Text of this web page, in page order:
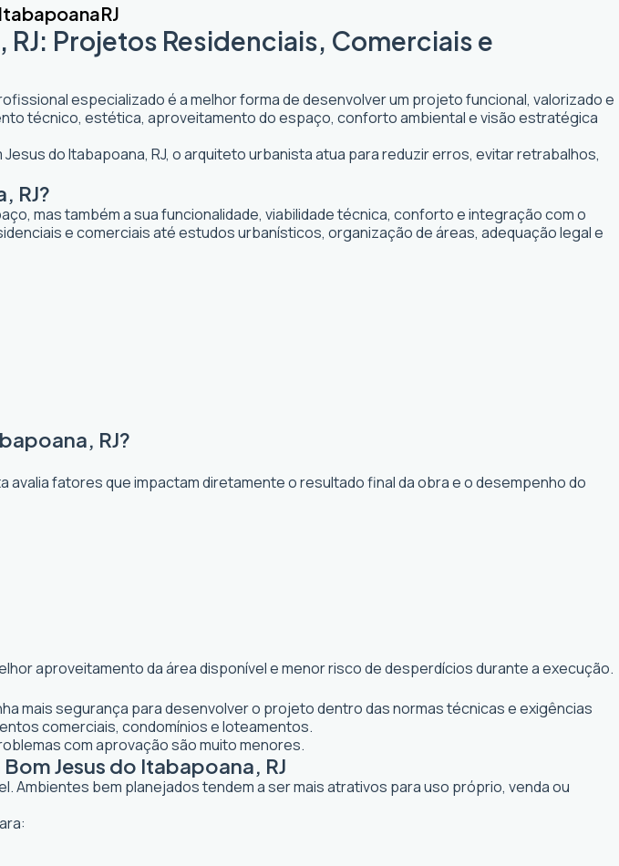
RJ
Projetos Residenciais, Comerciais e
especializado é a melhor forma de desenvolver um projeto funcional, valorizado e
técnico, estética, aproveitamento do espaço, conforto ambiental e visão estratégica
do Itabapoana, RJ, o arquiteto urbanista atua para reduzir erros, evitar retrabalhos,
RJ?
mas também a sua funcionalidade, viabilidade técnica, conforto e integração com o
e comerciais até estudos urbanísticos, organização de áreas, adequação legal e
RJ?
fatores que impactam diretamente o resultado final da obra e o desempenho do
aproveitamento da área disponível e menor risco de desperdícios durante a execução.
mais segurança para desenvolver o projeto dentro das normas técnicas e exigências
comerciais, condomínios e loteamentos.
com aprovação são muito menores.
Jesus do Itabapoana, RJ
Ambientes bem planejados tendem a ser mais atrativos para uso próprio, venda ou